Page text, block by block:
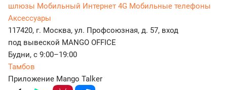
шлюзы Мобильный Интернет 4G Мобильные телефоны
Аксессуары
117420, г. Москва, ул. Профсоюзная, д. 57, вход
под вывеской MANGO OFFICE
Будни, с 9:00–19:00
Тамбов
Приложение Mango Talker